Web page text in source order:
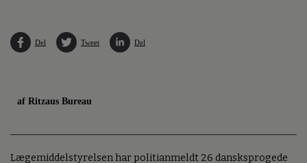
Del Tweet Del
af Ritzaus Bureau
Lægemiddelstyrelsen har politianmeldt 26 dansksprogede